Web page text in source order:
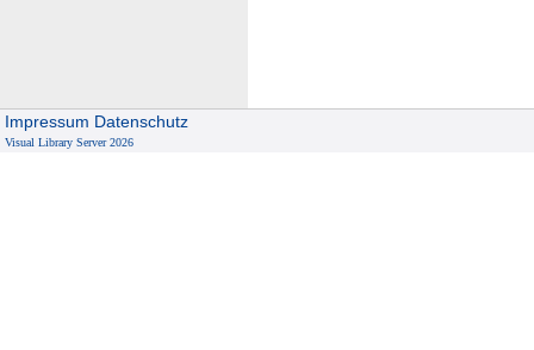
Impressum Datenschutz
Visual Library Server 2026